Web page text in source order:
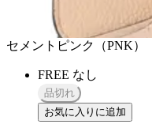
セメントピンク（PNK）
FREE なし
品切れ
お気に入りに追加